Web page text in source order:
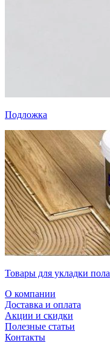
Подложка
Товары для укладки пола
О компании
Доставка и оплата
Акции и скидки
Полезные статьи
Контакты